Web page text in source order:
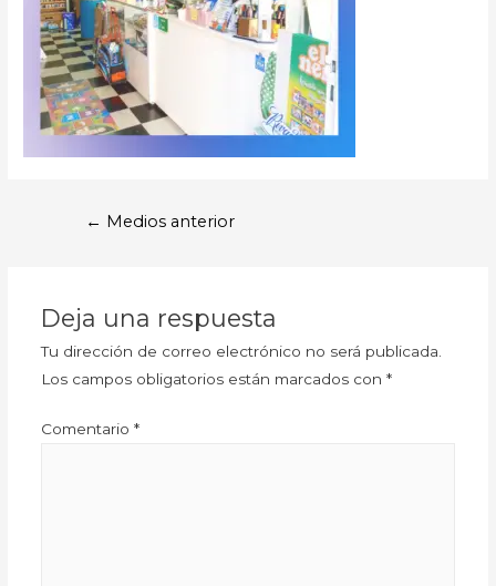
← Medios anterior
Deja una respuesta
Tu dirección de correo electrónico no será publicada.
Los campos obligatorios están marcados con *
Comentario *